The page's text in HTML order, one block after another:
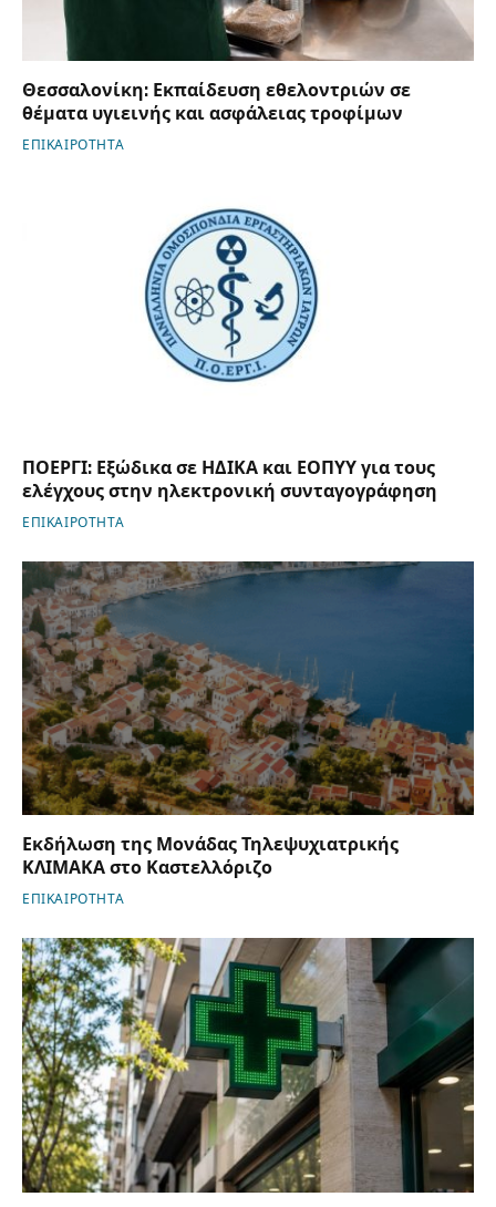
Θεσσαλονίκη: Εκπαίδευση εθελοντριών σε
θέματα υγιεινής και ασφάλειας τροφίμων
ΕΠΙΚΑΙΡΟΤΗΤΑ
ΠΟΕΡΓΙ: Εξώδικα σε ΗΔΙΚΑ και ΕΟΠΥΥ για τους
ελέγχους στην ηλεκτρονική συνταγογράφηση
ΕΠΙΚΑΙΡΟΤΗΤΑ
Εκδήλωση της Μονάδας Τηλεψυχιατρικής
ΚΛΙΜΑΚΑ στο Καστελλόριζο
ΕΠΙΚΑΙΡΟΤΗΤΑ